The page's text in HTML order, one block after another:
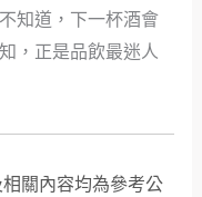
知道，下一杯酒會
，正是品飲最迷人
關內容均為參考公